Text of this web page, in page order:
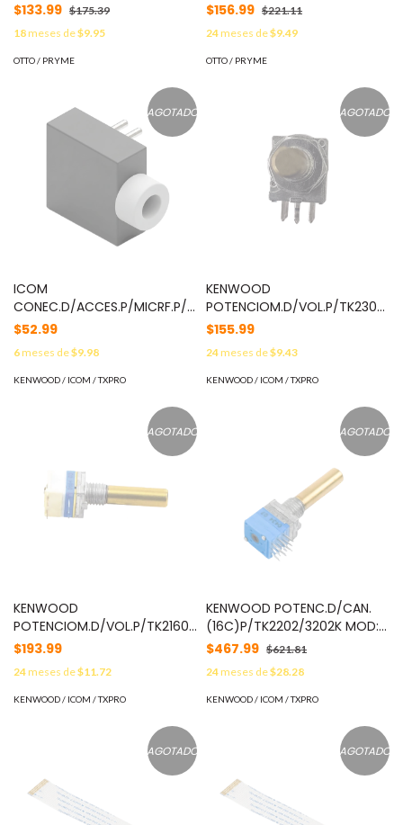
$133.99 $175.39
18meses de$9.95
OTTO / PRYME
$156.99 $221.11
24meses de$9.49
OTTO / PRYME
AGOTADO
ICOM
CONEC.D/ACCES.P/MICRF.P/ICF3003/4003
MOD: 6450000131
$52.99
6meses de$9.98
KENWOOD / ICOM / TXPRO
AGOTADO
KENWOOD
POTENCIOM.D/VOL.P/TK2302/
MOD: R31-0670-35
$155.99
24meses de$9.43
KENWOOD / ICOM / TXPRO
AGOTADO
KENWOOD
POTENCIOM.D/VOL.P/TK2160/3160
MOD: R31066405
$193.99
24meses de$11.72
KENWOOD / ICOM / TXPRO
AGOTADO
KENWOOD POTENC.D/CAN.
(16C)P/TK2202/3202K MOD:
S60-0434-15
$467.99 $621.81
24meses de$28.28
KENWOOD / ICOM / TXPRO
AGOTADO AGOTADO